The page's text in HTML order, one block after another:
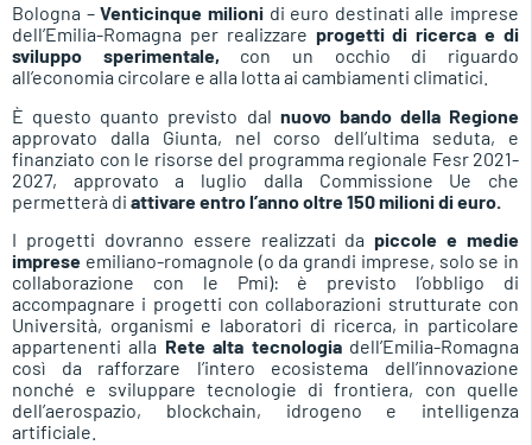
Bologna –Venticinque milionidi euro destinati alle imprese
dell’Emilia-Romagna per realizzare progetti di ricerca e di
sviluppo sperimentale, con un occhio di riguardo
all’economia circolare e alla lotta ai cambiamenti climatici.
È questo quanto previsto dal nuovo bando della Regione
approvato dalla Giunta, nel corso dell’ultima seduta, e
finanziato con le risorse del programma regionale Fesr 2021-
2027, approvato a luglio dalla Commissione Ue che
permetterà di attivare entro l’anno oltre 150 milioni di euro.
I progetti dovranno essere realizzati dapiccole e medie
imprese emiliano-romagnole (o da grandi imprese, solo se in
collaborazione con le Pmi): è previsto l’obbligo di
accompagnare i progetti con collaborazioni strutturate con
Università, organismi e laboratori di ricerca, in particolare
appartenenti alla Rete alta tecnologiadell’Emilia-Romagna
così da rafforzare l’intero ecosistema dell’innovazione
nonché e sviluppare tecnologie di frontiera, con quelle
dell’aerospazio, blockchain, idrogeno e intelligenza
artificiale.